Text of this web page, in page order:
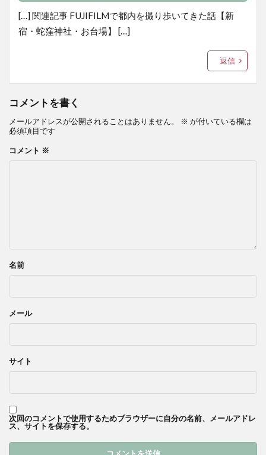
[…] 関連記事 FUJIFILMで都内を撮り歩いてきた話【新
宿・蛇窪神社・お台場】 […]
返信
コメントを書く
メールアドレスが公開されることはありません。 ※ が付いている欄は
必須項目です
コメント ※
名前
メール
サイト
次回のコメントで使用するためブラウザーに自分の名前、メールアドレ
ス、サイトを保存する。